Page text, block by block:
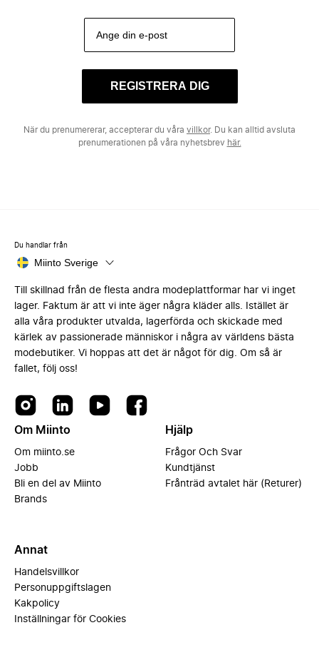
REGISTRERA DIG
När du prenumererar, accepterar du våra villkor. Du kan alltid avsluta
prenumerationen på våra nyhetsbrev här.
Du handlar från
Miinto Sverige
Till skillnad från de flesta andra modeplattformar har vi inget
lager. Faktum är att vi inte äger några kläder alls. Istället är
alla våra produkter utvalda, lagerförda och skickade med
kärlek av passionerade människor i några av världens bästa
modebutiker. Vi hoppas att det är något för dig. Om så är
fallet, följ oss!
Om Miinto
Om miinto.se
Jobb
Bli en del av Miinto
Brands
Hjälp
Frågor Och Svar
Kundtjänst
Frånträd avtalet här (Returer)
Annat
Handelsvillkor
Personuppgiftslagen
Kakpolicy
Inställningar för Cookies